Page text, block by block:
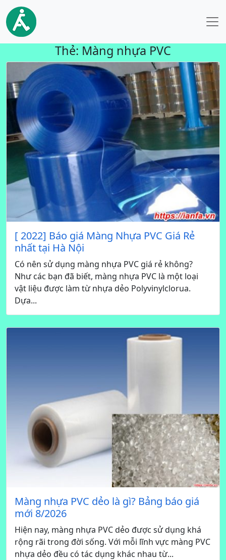
Thẻ: Màng nhựa PVC
[ 2022] Báo giá Màng Nhựa PVC Giá Rẻ
nhất tại Hà Nội
Có nên sử dụng màng nhựa PVC giá rẻ không?
Như các bạn đã biết, màng nhựa PVC là một loại
vật liệu được làm từ nhựa dẻo Polyvinylclorua.
Dựa...
Màng nhựa PVC dẻo là gì? Bảng báo giá
mới 8/2026
Hiện nay, màng nhựa PVC dẻo được sử dụng khá
rộng rãi trong đời sống. Với mỗi lĩnh vực màng PVC
nhựa dẻo đều có tác dụng khác nhau từ...